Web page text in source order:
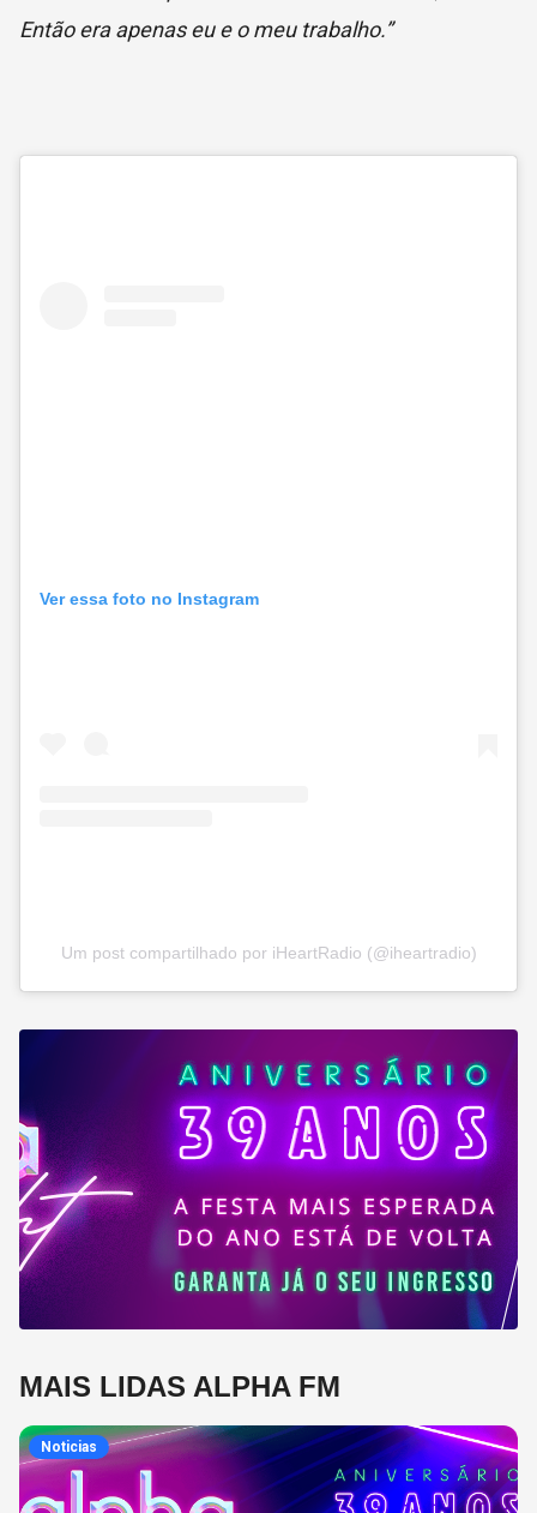
Então era apenas eu e o meu trabalho.”
Ver essa foto no Instagram
Um post compartilhado por iHeartRadio (@iheartradio)
MAIS LIDAS ALPHA FM
Noticias